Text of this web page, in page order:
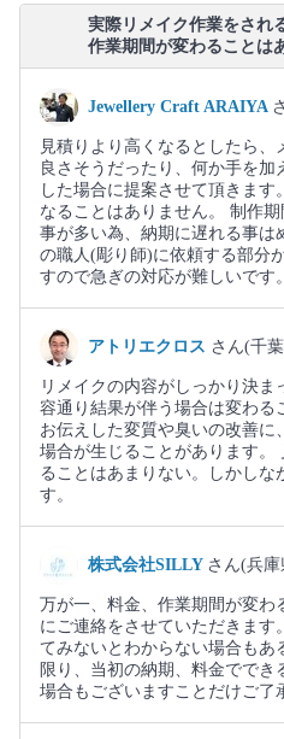
実際リメイク作業をされ
作業期間が変わることは
Jewellery Craft ARAIYA
見積りより高くなるとしたら
良さそうだったり、何か手を加
した場合に提案させて頂きます
なることはありません。 制作
事が多い為、納期に遅れる事は
の職人(彫り師)に依頼する部分
すので急ぎの対応が難しいです。
アトリエクロス さん(千
リメイクの内容がしっかり決
容通り結果が伴う場合は変わる
お伝えした変質や臭いの改善
場合が生じることがあります。
ることはあまりない。しかしな
す。
株式会社SILLY さん(兵庫
万が一、料金、作業期間が変わ
にご連絡をさせていただきます
てみないとわからない場合もあ
限り、当初の納期、料金でで
場合もございますことだけご了